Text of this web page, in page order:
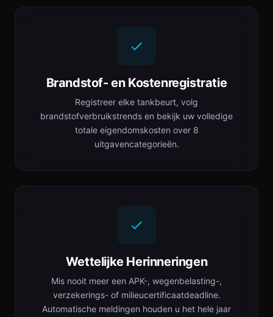
Brandstof- en Kostenregistratie
Registreer elke tankbeurt, volg
brandstofverbruikstrends en bekijk uw volledige
totale eigendomskosten over 8
uitgavencategorieën.
Wettelijke Herinneringen
Mis nooit meer een APK-, wegenbelasting-,
verzekerings- of milieucertificaatdeadline.
Automatische meldingen houden u het hele jaar